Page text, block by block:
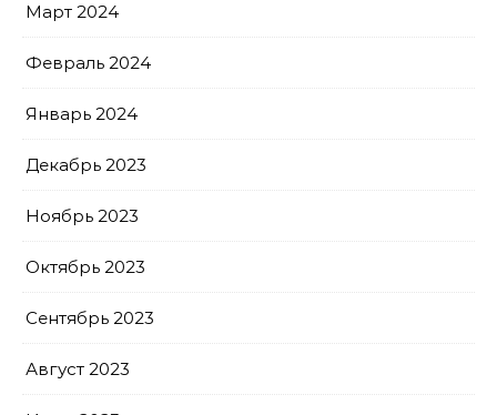
Март 2024
Февраль 2024
Январь 2024
Декабрь 2023
Ноябрь 2023
Октябрь 2023
Сентябрь 2023
Август 2023